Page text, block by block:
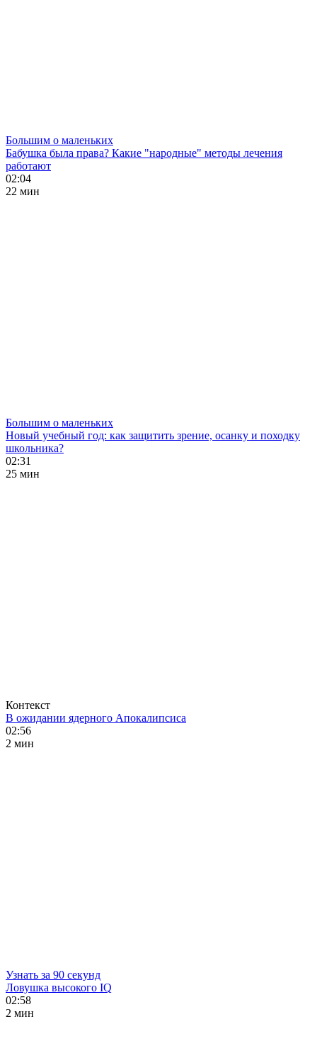
Большим о маленьких
Бабушка была права? Какие "народные" методы лечения
работают
02:04
22 мин
Большим о маленьких
Новый учебный год: как защитить зрение, осанку и походку
школьника?
02:31
25 мин
Контекст
В ожидании ядерного Апокалипсиса
02:56
2 мин
Узнать за 90 секунд
Ловушка высокого IQ
02:58
2 мин